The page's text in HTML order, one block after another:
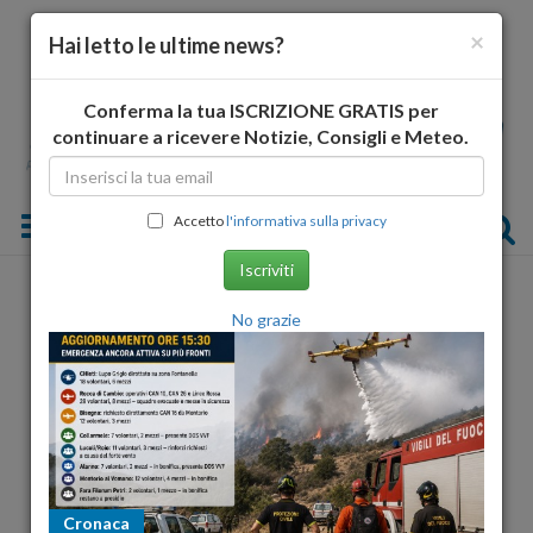
Toggle navigation
×
Hai letto le ultime news?
Conferma la tua ISCRIZIONE GRATIS per
continuare a ricevere Notizie, Consigli e Meteo.
Accettol'informativa sulla privacy
Iscriviti
No grazie
Cronaca